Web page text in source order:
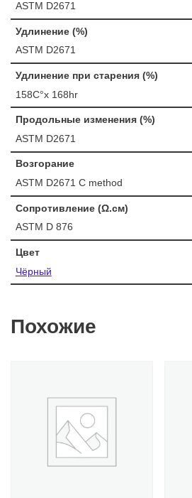
ASTM D2671
Удлинение (%)
ASTM D2671
Удлинение при старения (%)
158C°x 168hr
Продольные изменения (%)
ASTM D2671
Возгорание
ASTM D2671 C method
Сопротивление (Ω.см)
ASTM D 876
Цвет
Чёрный
Похожие